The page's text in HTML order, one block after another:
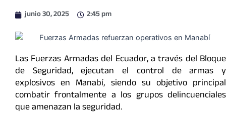
junio 30, 2025 2:45 pm
Las Fuerzas Armadas del Ecuador, a través del Bloque
de Seguridad, ejecutan el control de armas y
explosivos en Manabí, siendo su objetivo principal
combatir frontalmente a los grupos delincuenciales
que amenazan la seguridad.